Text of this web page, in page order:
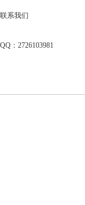
联系我们
QQ：2726103981